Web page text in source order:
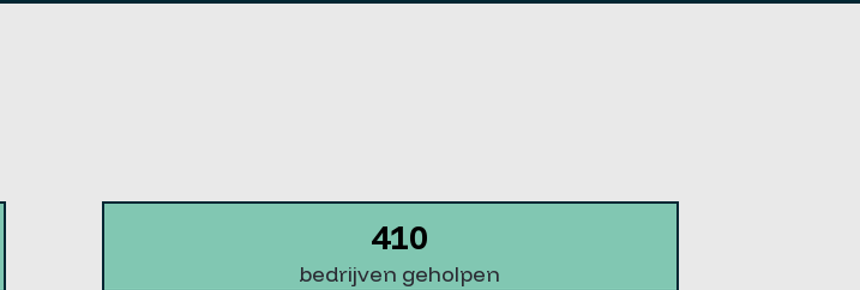
410
bedrijven geholpen